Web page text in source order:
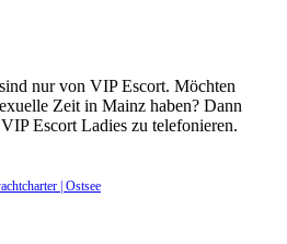
nur von VIP Escort. Möchten
Zeit in Mainz haben? Dann
Escort Ladies zu telefonieren.
| Ostsee